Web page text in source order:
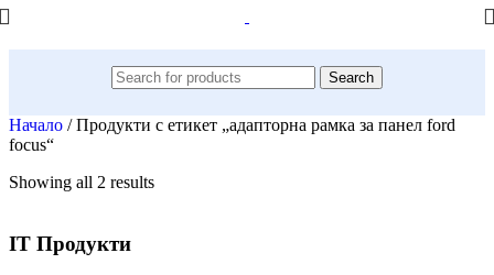
Search
Начало / Продукти с етикет „адапторна рамка за панел ford
focus“
Showing all 2 results
IT Продукти